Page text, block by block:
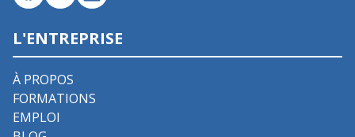
L'ENTREPRISE
À PROPOS
FORMATIONS
EMPLOI